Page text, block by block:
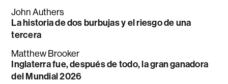
John Authers
La historia de dos burbujas y el riesgo de una
tercera
Matthew Brooker
Inglaterra fue, después de todo, la gran ganadora
del Mundial 2026